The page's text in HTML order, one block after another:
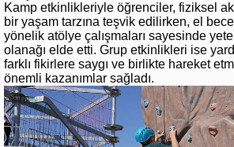
Kamp etkinlikleriyle öğrenciler, fiziksel
bir yaşam tarzına teşvik edilirken, el
yönelik atölye çalışmaları sayesinde
olanağı elde etti. Grup etkinlikleri ise
farklı fikirlere saygı ve birlikte hareket
önemli kazanımlar sağladı.